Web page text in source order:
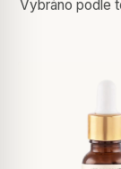
Vybráno podle